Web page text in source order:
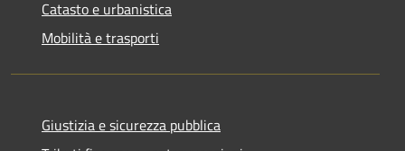
Catasto e urbanistica
Mobilità e trasporti
Giustizia e sicurezza pubblica